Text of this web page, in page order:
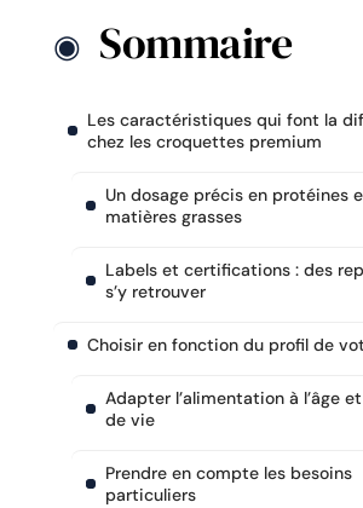
Sommaire
Les caractéristiques qui font la
chez les croquettes premium
Un dosage précis en protéines
matières grasses
Labels et certifications : des
s’y retrouver
Choisir en fonction du profil de
Adapter l’alimentation à l’âge
de vie
Prendre en compte les besoins
particuliers